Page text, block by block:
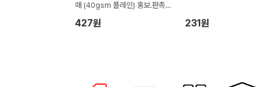
매 (40gsm 플레인) 홍보.판촉
용 물티슈
427원 231원